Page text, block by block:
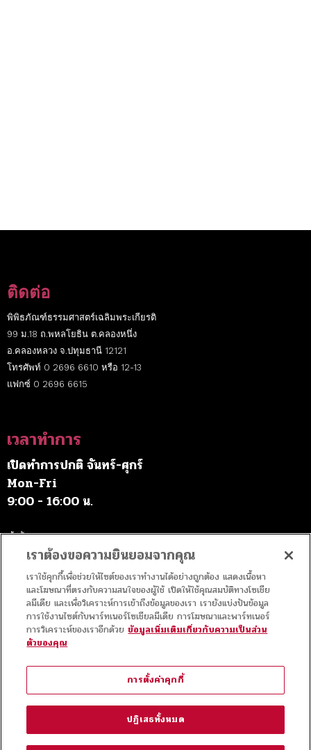
ติดต่อ
พิพิธภัณฑ์ธรรมศาสตร์เฉลิมพระเกียรติ
99 ม.18 ถ.พหลโยธิน ต.คลองหนึ่ง
อ.คลองหลวง จ.ปทุมธานี 12121
โทรศัพท์ 0 2696 6610 หรือ 12-13
แฟกซ์ 0 2696 6615
เวลาทำการ
เปิดทำการปกติ จันทร์-ศุกร์
Mon-Fri
9:00 - 16:00 น.
เว้นวันหยุดราชการ
ค่าบริการ
เข้าชมฟรี
สัญญาอนุญาต
เนื้อหาทั้งหมดในเว็บไซต์นี้ใช้สัญญาอนุญาตของ
แสดงที่มา 4.0 สากล.
เราต้องขอความยินยอมจากคุณ
เราใช้คุกกี้เพื่อช่วยให้ไซต์ของเราทำงานได้อย่างถูกต้อง แสดงเนื้อหา
และโฆษณาที่ตรงกับความสนใจของผู้ใช้ เปิดให้ใช้คุณสมบัติทางโซเชีย
ลมีเดีย และเพื่อวิเคราะห์การเข้าถึงข้อมูลของเรา เรายังแบ่งปันข้อมูล
การใช้งานไซต์กับพาร์ทเนอร์โซเชียลมีเดีย การโฆษณาและพาร์ทเนอร์
การวิเคราะห์ของเราอีกด้วย ข้อมูลเพิ่มเติมเกี่ยวกับความเป็นส่วน
ตัวของคุณ
การตั้งค่าคุกกี้
ปฏิเสธทั้งหมด